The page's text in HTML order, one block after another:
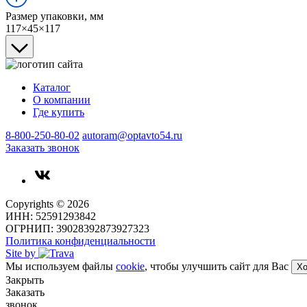
Размер упаковки, мм
117×45×117
Каталог
О компании
Где купить
8-800-250-80-02 autoram@optavto54.ru
Заказать звонок
Copyrights © 2026
ИНН: 52591293842
ОГРНИП: 39028392873927323
Политика конфиденциальности
Site by
Мы используем файлы cookie, чтобы улучшить сайт для Вас
Закрыть
Заказать
звонок